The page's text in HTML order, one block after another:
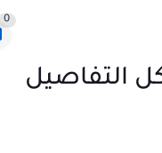
0
التفاصيل